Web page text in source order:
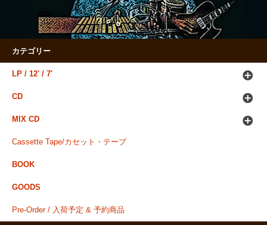
カテゴリー
LP / 12' / 7'
CD
MIX CD
Cassette Tape/カセット・テープ
BOOK
GOODS
Pre-Order / 入荷予定 & 予約商品